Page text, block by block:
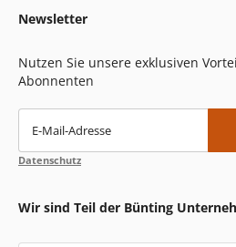
Newsletter
Nutzen Sie unsere exklusiven
Abonnenten
E-Mail-Adresse
Datenschutz
Wir sind Teil der Bünting